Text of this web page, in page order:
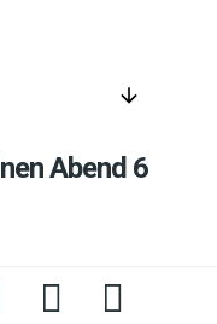
arrow_downward
Abend 6